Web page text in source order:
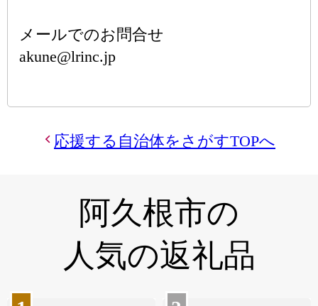
メールでのお問合せ
akune@lrinc.jp
応援する自治体をさがすTOPへ
阿久根市の
人気の返礼品